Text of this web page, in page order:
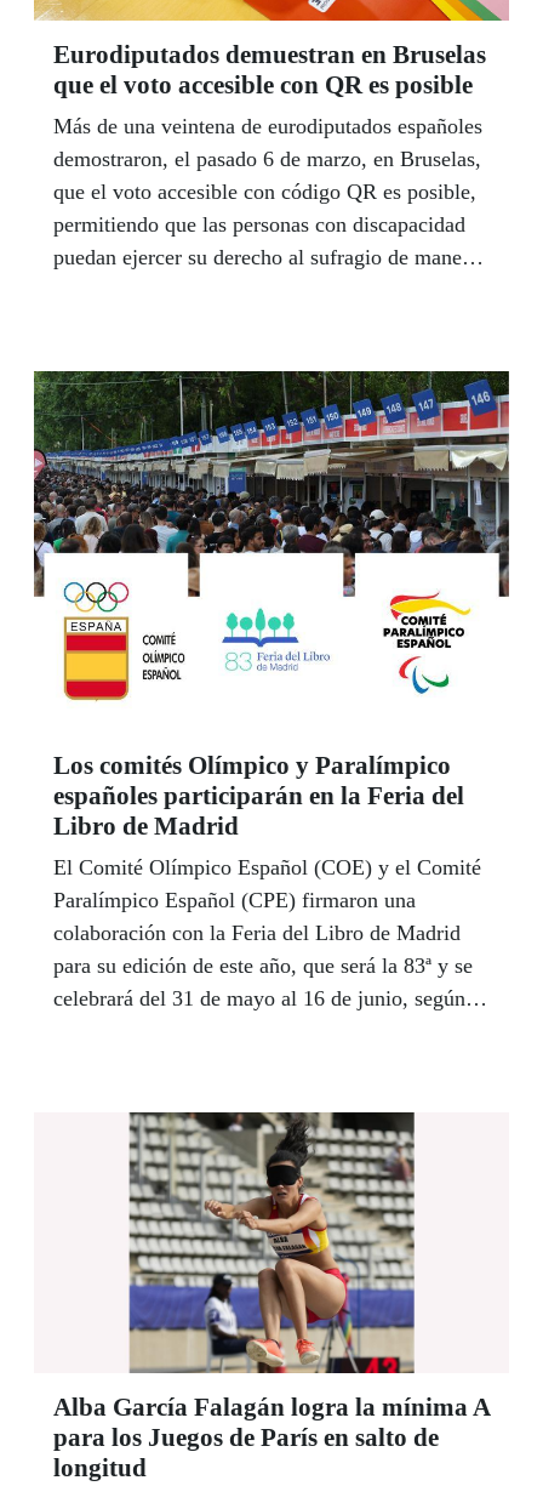
Eurodiputados demuestran en Bruselas
que el voto accesible con QR es posible
Más de una veintena de eurodiputados españoles
demostraron, el pasado 6 de marzo, en Bruselas,
que el voto accesible con código QR es posible,
permitiendo que las personas con discapacidad
puedan ejercer su derecho al sufragio de manera
Los comités Olímpico y Paralímpico
españoles participarán en la Feria del
Libro de Madrid
El Comité Olímpico Español (COE) y el Comité
Paralímpico Español (CPE) firmaron una
colaboración con la Feria del Libro de Madrid
para su edición de este año, que será la 83ª y se
celebrará del 31 de mayo al 16 de junio, según
complementarias a la práctica deportiva”,
afirmaron.
Alba García Falagán logra la mínima A
para los Juegos de París en salto de
longitud